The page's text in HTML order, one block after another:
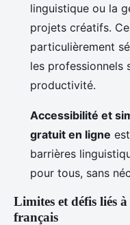
linguistique ou la
projets créatifs.
particulièrement
les professionnels
productivité.
Accessibilité et
gratuit en ligne
barrières
pour tous, sans
Limites et défis liés
français